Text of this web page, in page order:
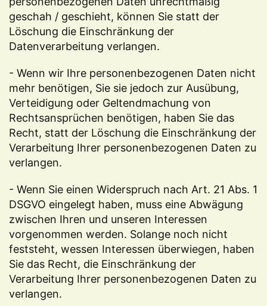
geschah / geschieht, können Sie statt der
Löschung die Einschränkung der
Datenverarbeitung verlangen.
- Wenn wir Ihre personenbezogenen Daten nicht
mehr benötigen, Sie sie jedoch zur Ausübung,
Verteidigung oder Geltendmachung von
Rechtsansprüchen benötigen, haben Sie das
Recht, statt der Löschung die Einschränkung der
Verarbeitung Ihrer personenbezogenen Daten zu
verlangen.
- Wenn Sie einen Widerspruch nach Art. 21 Abs. 1
DSGVO eingelegt haben, muss eine Abwägung
zwischen Ihren und unseren Interessen
vorgenommen werden. Solange noch nicht
feststeht, wessen Interessen überwiegen, haben
Sie das Recht, die Einschränkung der
Verarbeitung Ihrer personenbezogenen Daten zu
verlangen.